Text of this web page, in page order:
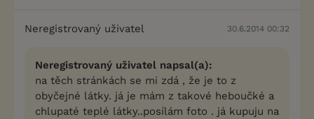
Neregistrovaný uživatel 30.6.2014 00:32
Neregistrovaný uživatel napsal(a):
na těch stránkách se mi zdá , že je to z
obyčejné látky. já je mám z takové heboučké a
chlupaté teplé látky..posílám foto . já kupuju na